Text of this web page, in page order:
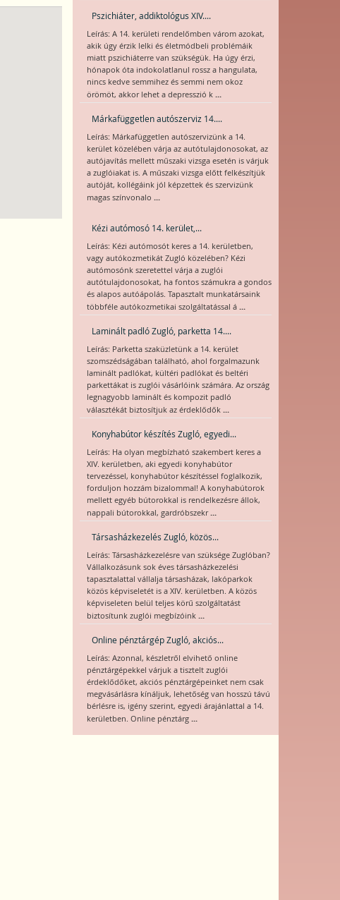
Pszichiáter, addiktológus XIV....
Leírás: A 14. kerületi rendelőmben várom azokat,
akik úgy érzik lelki és életmódbeli problémáik
miatt pszichiáterre van szükségük. Ha úgy érzi,
hónapok óta indokolatlanul rossz a hangulata,
nincs kedve semmihez és semmi nem okoz
örömöt, akkor lehet a depresszió k ...
Márkafüggetlen autószerviz 14....
Leírás: Márkafüggetlen autószervizünk a 14.
kerület közelében várja az autótulajdonosokat, az
autójavítás mellett műszaki vizsga esetén is várjuk
a zuglóiakat is. A műszaki vizsga előtt felkészítjük
autóját, kollégáink jól képzettek és szervizünk
magas színvonalo ...
Kézi autómosó 14. kerület,...
Leírás: Kézi autómosót keres a 14. kerületben,
vagy autókozmetikát Zugló közelében? Kézi
autómosónk szeretettel várja a zuglói
autótulajdonosokat, ha fontos számukra a gondos
és alapos autóápolás. Tapasztalt munkatársaink
többféle autókozmetikai szolgáltatással á ...
Laminált padló Zugló, parketta 14....
Leírás: Parketta szaküzletünk a 14. kerület
szomszédságában található, ahol forgalmazunk
laminált padlókat, kültéri padlókat és beltéri
parkettákat is zuglói vásárlóink számára. Az ország
legnagyobb laminált és kompozit padló
választékát biztosítjuk az érdeklődők ...
Konyhabútor készítés Zugló, egyedi...
Leírás: Ha olyan megbízható szakembert keres a
XIV. kerületben, aki egyedi konyhabútor
tervezéssel, konyhabútor készítéssel foglalkozik,
forduljon hozzám bizalommal! A konyhabútorok
mellett egyéb bútorokkal is rendelkezésre állok,
nappali bútorokkal, gardróbszekr...
Társasházkezelés Zugló, közös...
Leírás: Társasházkezelésre van szüksége Zuglóban?
Vállalkozásunk sok éves társasházkezelési
tapasztalattal vállalja társasházak, lakóparkok
közös képviseletét is a XIV. kerületben. A közös
képviseleten belül teljes körű szolgáltatást
biztosítunk zuglói megbízóink ...
Online pénztárgép Zugló, akciós...
Leírás: Azonnal, készletről elvihető online
pénztárgépekkel várjuk a tisztelt zuglói
érdeklődőket, akciós pénztárgépeinket nem csak
megvásárlásra kínáljuk, lehetőség van hosszú távú
bérlésre is, igény szerint, egyedi árajánlattal a 14.
kerületben. Online pénztárg ...